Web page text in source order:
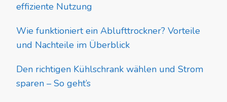
effiziente Nutzung
Wie funktioniert ein Ablufttrockner? Vorteile
und Nachteile im Überblick
Den richtigen Kühlschrank wählen und Strom
sparen – So geht’s